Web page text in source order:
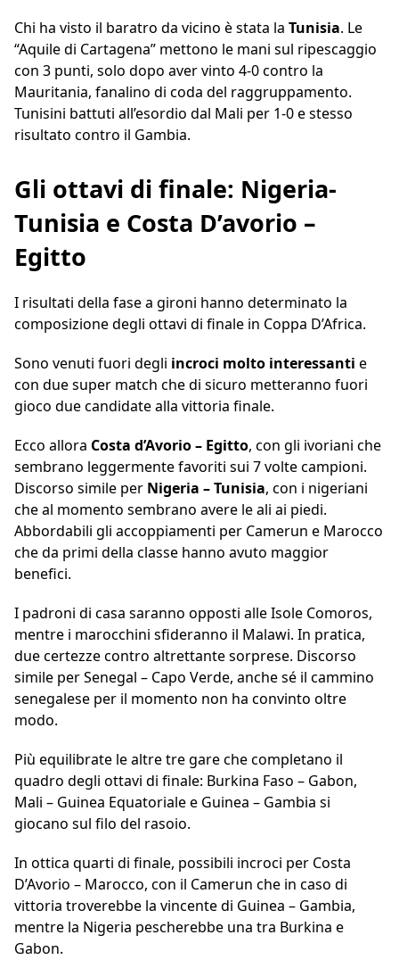
Chi ha visto il baratro da vicino è stata la Tunisia. Le
“Aquile di Cartagena” mettono le mani sul ripescaggio
con 3 punti, solo dopo aver vinto 4-0 contro la
Mauritania, fanalino di coda del raggruppamento.
Tunisini battuti all’esordio dal Mali per 1-0 e stesso
risultato contro il Gambia.
Gli ottavi di finale: Nigeria-
Tunisia e Costa D’avorio –
Egitto
I risultati della fase a gironi hanno determinato la
composizione degli ottavi di finale in Coppa D’Africa.
Sono venuti fuori degli incroci molto interessanti e
con due super match che di sicuro metteranno fuori
gioco due candidate alla vittoria finale.
Ecco allora Costa d’Avorio – Egitto, con gli ivoriani che
sembrano leggermente favoriti sui 7 volte campioni.
Discorso simile per Nigeria – Tunisia, con i nigeriani
che al momento sembrano avere le ali ai piedi.
Abbordabili gli accoppiamenti per Camerun e Marocco
che da primi della classe hanno avuto maggior
benefici.
I padroni di casa saranno opposti alle Isole Comoros,
mentre i marocchini sfideranno il Malawi. In pratica,
due certezze contro altrettante sorprese. Discorso
simile per Senegal – Capo Verde, anche sé il cammino
senegalese per il momento non ha convinto oltre
modo.
Più equilibrate le altre tre gare che completano il
quadro degli ottavi di finale: Burkina Faso – Gabon,
Mali – Guinea Equatoriale e Guinea – Gambia si
giocano sul filo del rasoio.
In ottica quarti di finale, possibili incroci per Costa
D’Avorio – Marocco, con il Camerun che in caso di
vittoria troverebbe la vincente di Guinea – Gambia,
mentre la Nigeria pescherebbe una tra Burkina e
Gabon.